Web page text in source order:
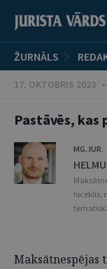
ŽURNĀLS
17. OKTOBRIS 2023
Pastāvēs, kas
MG. IUR.
loceklis,
Maksātnespējas